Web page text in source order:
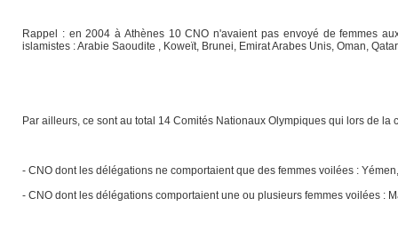
Rappel : en 2004 à Athènes 10 CNO n'avaient pas envoyé de femmes
islamistes : Arabie Saoudite , Koweït, Brunei, Emirat Arabes Unis, Oman,
Par ailleurs, ce sont au total 14 Comités Nationaux Olympiques qui lors de
- CNO dont les délégations ne comportaient que des femmes voilées :
- CNO dont les délégations comportaient une ou plusieurs femmes voilées :